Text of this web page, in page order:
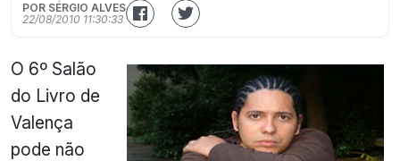
POR SÉRGIO ALVES
22/08/2010 11:30:33
O 6º Salão
do Livro de
Valença
pode não